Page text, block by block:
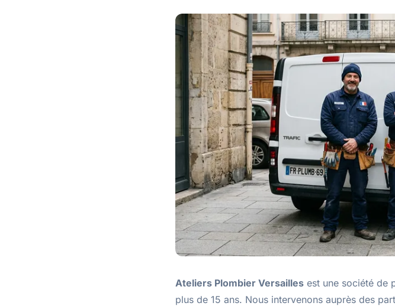
Ateliers Plombier Versailles est une société de
plus de 15 ans. Nous intervenons auprès des